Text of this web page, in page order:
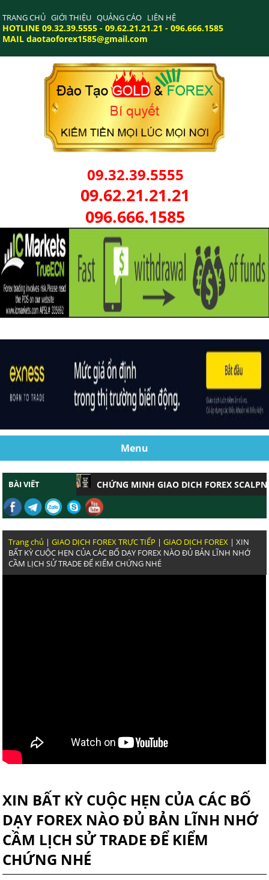
TRANG CHỦ GIỚI THIỆU QUẢNG CÁO LIÊN HỆ
HOTLINE 09.32.39.5555 - 09.62.21.21.21 - 096.666.1585
MAIL daotaoforex1585@gmail.com
09.32.39.5555
09.62.21.21.21
096.666.1585
Menu
BÀI VIẾT CHỨNG MINH GIAO DỊCH FOREX SCALPNG
THỰC CHIẾN GIAO DỊCH VÀNG CỦA TRẦN QUỐC
NĂNG
Trang chủ |GIAO DỊCH FOREX TRỰC TIẾP |GIAO DỊCH FOREX | XIN
BẤT KỲ CUỘC HẸN CỦA CÁC BỐ DẠY FOREX NÀO ĐỦ BẢN LĨNH NHỚ
CẦM LỊCH SỬ TRADE ĐỂ KIỂM CHỨNG NHÉ
XIN BẤT KỲ CUỘC HẸN CỦA CÁC BỐ
DẠY FOREX NÀO ĐỦ BẢN LĨNH NHỚ
CẦM LỊCH SỬ TRADE ĐỂ KIỂM
CHỨNG NHÉ